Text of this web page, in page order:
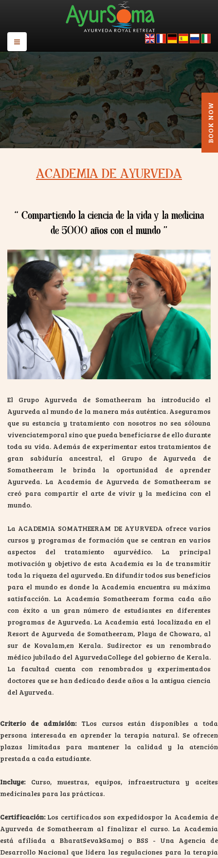
ACADEMIA DE AYURVEDA
“ Compartiendo la ciencia de la vida y la medicina
de 5000 años con el mundo ”
El Grupo Ayurveda de Somatheeram ha introducido el
Ayurveda al mundo de la manera más auténtica. Aseguramos
que su estancia y tratamiento con nosotros no sea sólouna
vivenciatemporal sino que pueda beneficiarse de ello durante
toda su vida. Además de experimentar estos tratamientos de
gran sabiduría ancestral, el Grupo de Ayurveda de
Somatheeram le brinda la oportunidad de aprender
Ayurveda. La Academia de Ayurveda de Somatheeram se
creó para compartir el arte de vivir y la medicina con el
mundo.
La ACADEMIA SOMATHEERAM DE AYURVEDA ofrece varios
cursos y programas de formación que se centran en varios
aspectos del tratamiento ayurvédico. La principal
motivación y objetivo de esta Academia es la de transmitir
toda la riqueza del ayurveda. En difundir todos sus beneficios
para el mundo es donde la Academia encuentra su máxima
satisfacción. La Academia Somatheeram forma cada año
con éxito a un gran número de estudiantes en diferentes
programas de Ayurveda. La Academia está localizada en el
Resort de Ayurveda de Somatheeram, Playa de Chowara, al
sur de Kovalam,en Kerala. Sudirector es un renombrado
médico jubilado del AyurvedaCollege del gobierno de Kerala.
La facultad cuenta con renombrados y experimentados
doctores que se han dedicado desde años a la antigua ciencia
del Ayurveda.
Criterio de admisión:TLos cursos están disponibles a toda
persona interesada en aprender la terapia natural. Se ofrecen
plazas limitadas para mantener la calidad y la atención
prestada a cada estudiante.
Incluye:Curso, muestras, equipos, infraestructura y aceites
medicinales para las prácticas.
Certificación:Los certificados son expedidospor la Academia de
Ayurveda de Somatheeram al finalizar el curso. La Academia
está afiliada a BharatSevakSamaj o BSS - Una Agencia de
Desarrollo Nacional que lidera las regulaciones para la terapia